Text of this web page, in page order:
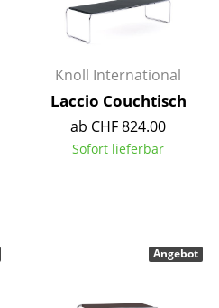
Knoll International
Laccio Couchtisch
ab CHF 824.00
Sofort lieferbar
Angebot